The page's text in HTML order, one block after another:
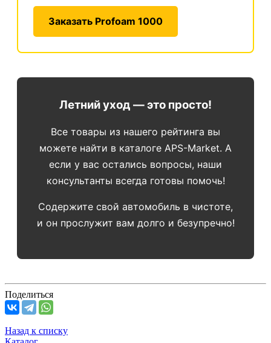
Заказать Profoam 1000
Летний уход — это просто!
Все товары из нашего рейтинга вы
можете найти в каталоге APS-Market. А
если у вас остались вопросы, наши
консультанты всегда готовы помочь!
Содержите свой автомобиль в чистоте,
и он прослужит вам долго и безупречно!
Поделиться
Назад к списку